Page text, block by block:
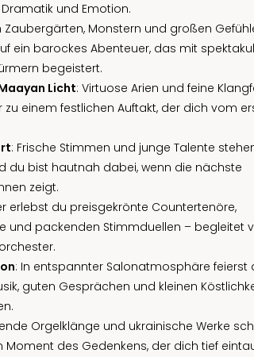
und Emotion.
Zaubergärten, Monstern und großen
ein barockes Abenteuer, das mit
begeistert.
Licht: Virtuose Arien und feine
zu einem festlichen Auftakt, der dich vom
: Frische Stimmen und junge Talente
du bist hautnah dabei, wenn die nächste
zeigt.
erlebst du preisgekrönte Countertenöre,
und packenden Stimmduellen – begleitet
: In entspannter Salonatmosphäre feierst
guten Gesprächen und kleinen
Orgelklänge und ukrainische Werke
Moment des Gedenkens, der dich tief